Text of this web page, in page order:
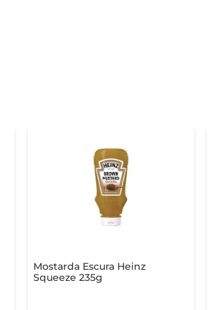
condimentos que fazem a
Mostarda Escura Heinz
Squeeze 235g